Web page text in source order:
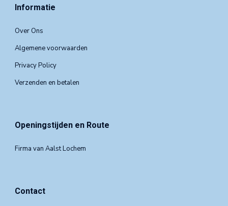
Informatie
Over Ons
Algemene voorwaarden
Privacy Policy
Verzenden en betalen
Openingstijden en Route
Firma van Aalst Lochem
Contact